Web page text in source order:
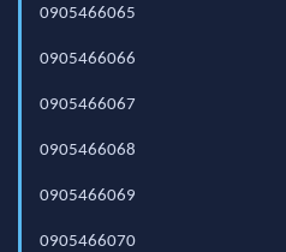
0905466065
0905466066
0905466067
0905466068
0905466069
0905466070